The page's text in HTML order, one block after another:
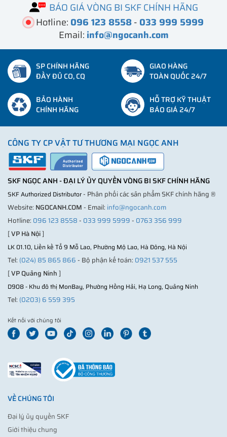
BÁO GIÁ VÒNG BI SKF CHÍNH HÃNG
Hotline: 096 123 8558- 033 999 5999
Email: info@ngocanh.com
SP CHÍNH HÃNG
ĐẦY ĐỦ CO, CQ
GIAO HÀNG
TOÀN QUỐC 24/7
BẢO HÀNH
CHÍNH HÃNG
HỖ TRỢ KỸ THUẬT
BÁO GIÁ 24/7
CÔNG TY CP VẬT TƯ THƯƠNG MẠI NGỌC ANH
SKF NGỌC ANH - ĐẠI LÝ ỦY QUYỀN VÒNG BI SKF CHÍNH HÃNG
SKF Authorized Distributor- Phân phối các sản phẩm SKF chính hãng ®
Website: NGOCANH.COM- Email: info@ngocanh.com
Hotline: 096 123 8558- 033 999 5999- 0763 356 999
[VP Hà Nội]
LK 01.10, Liền kề Tổ 9 Mỗ Lao, Phường Mộ Lao, Hà Đông, Hà Nội
Tel: (024) 85 865 866- Bộ phận kế toán: 0921 537 555
[VP Quảng Ninh]
D908 - Khu đô thị MonBay, Phường Hồng Hải, Hạ Long, Quảng Ninh
Tel: (0203) 6 559 395
Kết nối với chúng tôi
VỀ CHÚNG TÔI
Đại lý ủy quyền SKF
Giới thiệu chung